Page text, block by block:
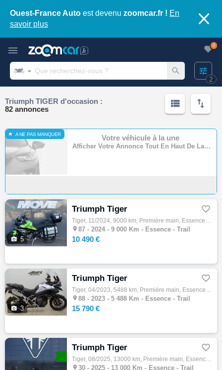
Ouest-France Auto est devenu zoomcar.fr ! En
savoir plus
2
0
Triumph TIGER d'occasion :
82 annonces
A NE PAS MANQUER Votre véhicule à la une
Afficher Votre Annonce Tout En Haut De La Page
 5
Triumph Tiger 
Tiger, 11/2024, 9000 km, Première main, Essence, 888cm³, Couleur vert, 10490 € Equipements : Exemple de financement : apport de 2490 EUR et…
 87 - 2024 - 9 000 Km - Essence - Trail
10 490 €
 3
Triumph Tiger 
Tiger, 04/2023, 5488 km, Première main, Essence, 1160cm³, Couleur blanc, 15790 € Equipements : TRIUMPH TIGER 1200 GT PRO EXCELLENT ETAT - C…
 88 - 2023 - 5 488 Km - Essence - Trail
15 790 €
Triumph Tiger 
Tiger, 08/2025, 13000 km, Première main, Essence, 660cm³, Couleur rouge, 7490 € Equipements : TRIUMPH TIGER SPORT 660 Aucuns frais à prévoi…
 30 - 2025 - 13 000 Km - Essence - Trail